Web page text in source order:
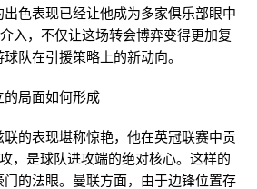
色表现已经让他成为多家俱乐部眼中
入，不仅让这场转会博弈变得更加复
队在引援策略上的新动向。
局面如何形成
的表现堪称惊艳，他在英冠联赛中贡
，是球队进攻端的绝对核心。这样的
的法眼。曼联方面，由于边锋位置存